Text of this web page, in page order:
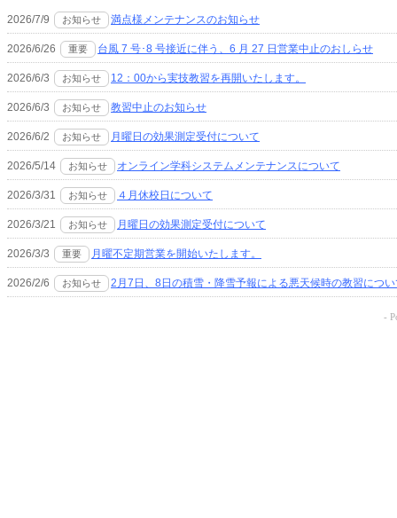
2026/7/9 お知らせ 満点様メンテナンスのお知らせ
2026/6/26 重要 台風 7 号･8 号接近に伴う、6 月 27 日営業中止のおしらせ
2026/6/3 お知らせ 12：00から実技教習を再開いたします。
2026/6/3 お知らせ 教習中止のお知らせ
2026/6/2 お知らせ 月曜日の効果測定受付について
2026/5/14 お知らせ オンライン学科システムメンテナンスについて
2026/3/31 お知らせ ４月休校日について
2026/3/21 お知らせ 月曜日の効果測定受付について
2026/3/3 重要 月曜不定期営業を開始いたします。
2026/2/6 お知らせ 2月7日、8日の積雪・降雪予報による悪天候時の教習につ
-